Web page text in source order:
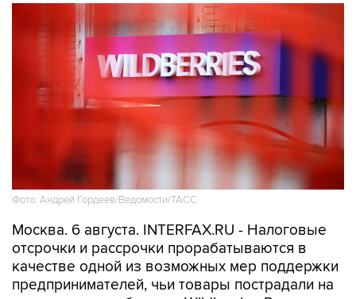
Фото: Андрей Гордеев/Ведомости/ТАСС
Москва. 6 августа. INTERFAX.RU - Налоговые
отсрочки и рассрочки прорабатываются в
качестве одной из возможных мер поддержки
предпринимателей, чьи товары пострадали на